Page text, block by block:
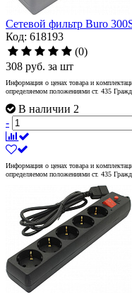
Сетевой фильтр Buro
Код: 618193
(0)
308 руб. за шт
Информация о ценах товара и
определяемом положениями ст. 435
В наличии 2
-
Информация о ценах товара и
определяемом положениями ст. 435